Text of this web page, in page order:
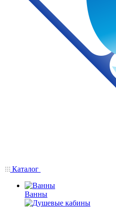
Каталог
Ванны